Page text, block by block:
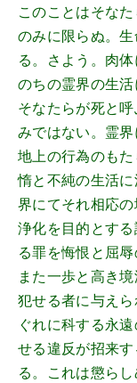
このことはそな
のみに限らぬ。
る。さよう。肉
のちの霊界の生
そなたらが死と
みではない。霊界
地上の行為のも
惰と不純の生活
界にてそれ相応
浄化を目的とす
る罪を悔恨と屈
また一歩と高き
犯せる者に与え
ぐれに科する永
せる違反が招来
る。これは懲ら